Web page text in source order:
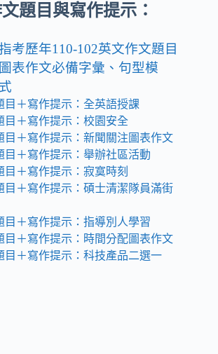
題目與寫作提示：
考歷年110-102英文作文題目
表作文必備字彙、句型模
目＋寫作提示：全英語授課
目＋寫作提示：校園安全
目＋寫作提示：新聞關注圖表作文
目＋寫作提示：舉辦社區活動
目＋寫作提示：寂寞時刻
目＋寫作提示：碩士清潔隊員滿街
目＋寫作提示：指導別人學習
目＋寫作提示：時間分配圖表作文
目＋寫作提示：科技產品二選一